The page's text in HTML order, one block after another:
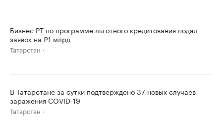
Бизнес РТ по программе льготного кредитования подал
заявок на ₽1 млрд
Татарстан
В Татарстане за сутки подтверждено 37 новых случаев
заражения COVID-19
Татарстан